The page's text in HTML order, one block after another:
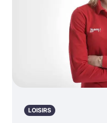
LOISIRS